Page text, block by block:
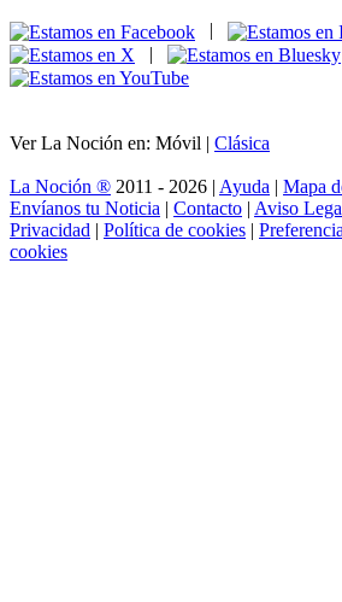
|
Ver La Noción en: Móvil | Clásica
La Noción ® 2011 - 2026 | Ayuda | Mapa
Envíanos tu Noticia | Contacto | Aviso
Privacidad | Política de cookies |
cookies